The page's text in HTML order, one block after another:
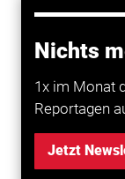
Nichts
1x im Monat
Reportagen
Jetzt
Bereich des
beurteilen und